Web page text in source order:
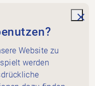
Website zu
werden